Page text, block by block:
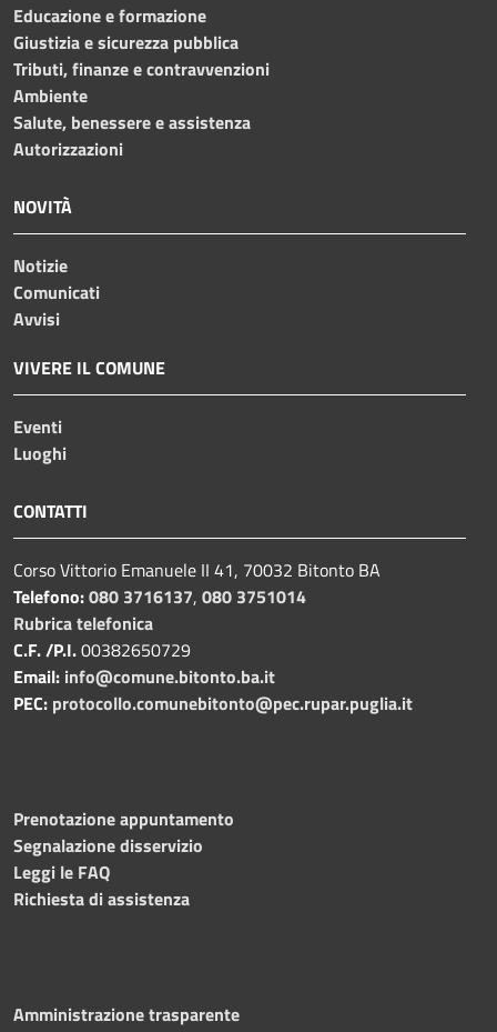
Educazione e formazione
Giustizia e sicurezza pubblica
Tributi, finanze e contravvenzioni
Ambiente
Salute, benessere e assistenza
Autorizzazioni
NOVITÀ
Notizie
Comunicati
Avvisi
VIVERE IL COMUNE
Eventi
Luoghi
CONTATTI
Corso Vittorio Emanuele II 41, 70032 Bitonto BA
Telefono:080 3716137, 080 3751014
Rubrica telefonica
C.F. /P.I.00382650729
Email: info@comune.bitonto.ba.it
PEC: protocollo.comunebitonto@pec.rupar.puglia.it
Prenotazione appuntamento
Segnalazione disservizio
Leggi le FAQ
Richiesta di assistenza
Amministrazione trasparente